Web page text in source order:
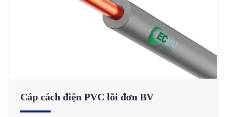
Cáp cách điện PVC lõi đơn BV